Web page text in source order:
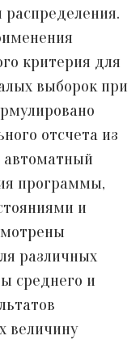
критерия для
выборок при
отсчета из
автоматный
программы,
и
различных
среднего и
величину